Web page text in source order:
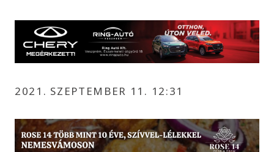
2021. SZEPTEMBER 11. 12:31